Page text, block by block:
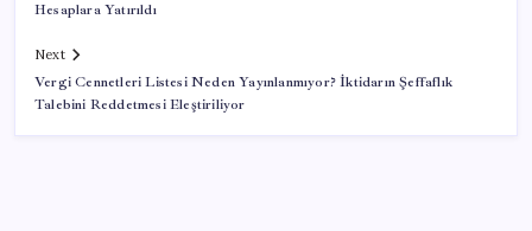
Hesaplara Yatırıldı
Next
Vergi Cennetleri Listesi Neden Yayınlanmıyor? İktidarın Şeffaflık
Talebini Reddetmesi Eleştiriliyor